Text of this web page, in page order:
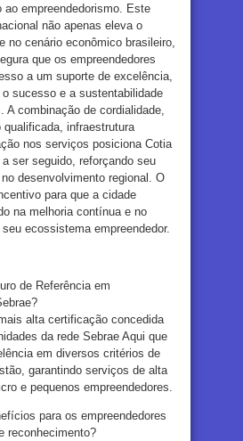
ao empreendedorismo. Este
não apenas eleva o
no cenário econômico brasileiro,
que os empreendedores
a um suporte de excelência,
sucesso e a sustentabilidade
A combinação de cordialidade,
infraestrutura
nos serviços posiciona Cotia
ser seguido, reforçando seu
desenvolvimento regional. O
para que a cidade
na melhoria contínua e no
ecossistema empreendedor.
de Referência em
alta certificação concedida
da rede Sebrae Aqui que
em diversos critérios de
garantindo serviços de alta
e pequenos empreendedores.
para os empreendedores
reconhecimento?